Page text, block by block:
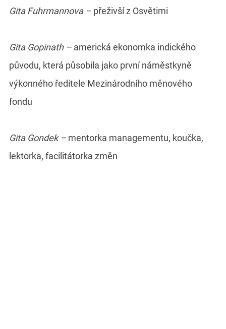
Gita Fuhrmannova – přeživší z Osvětimi
Gita Gopinath – americká ekonomka indického
původu, která působila jako první náměstkyně
výkonného ředitele Mezinárodního měnového
fondu
Gita Gondek – mentorka managementu, koučka,
lektorka, facilitátorka změn